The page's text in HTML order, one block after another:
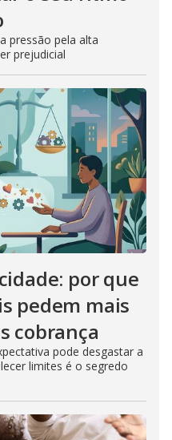
pressão pela alta
prejudicial
por que
pedem mais
cobrança
pode desgastar a
limites é o segredo